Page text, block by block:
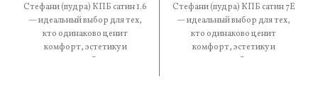
Стефани (пудра) КПБ сатин 1.6
— идеальный выбор для тех,
кто одинаково ценит
комфорт, эстетику и
практичность. В составе —
Стефани (пудра) КПБ сатин 7Е
— идеальный выбор для тех,
кто одинаково ценит
комфорт, эстетику и
практичность. В составе —